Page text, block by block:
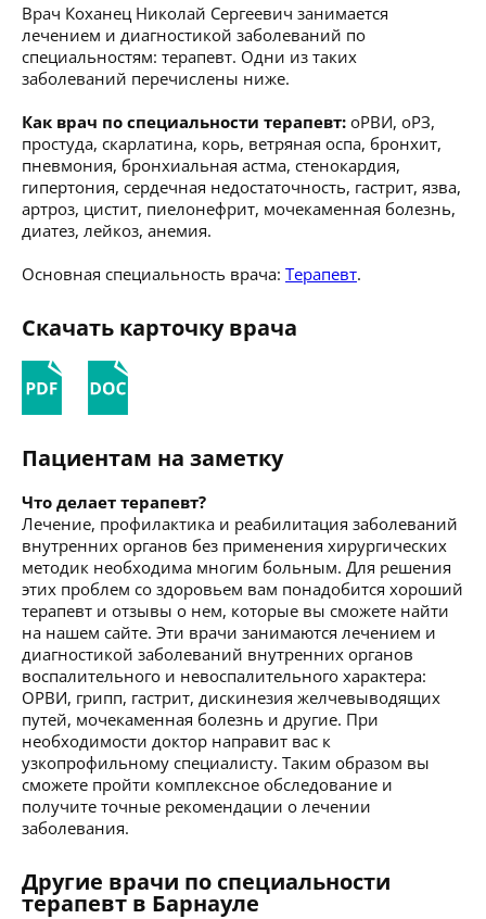
Врач Коханец Николай Сергеевич занимается
лечением и диагностикой заболеваний по
специальностям: терапевт. Одни из таких
заболеваний перечислены ниже.
Как врач по специальности терапевт: оРВИ, оРЗ,
простуда, скарлатина, корь, ветряная оспа, бронхит,
пневмония, бронхиальная астма, стенокардия,
гипертония, сердечная недостаточность, гастрит, язва,
артроз, цистит, пиелонефрит, мочекаменная болезнь,
диатез, лейкоз, анемия.
Основная специальность врача: Терапевт.
Скачать карточку врача
Пациентам на заметку
Что делает терапевт?
Лечение, профилактика и реабилитация заболеваний
внутренних органов без применения хирургических
методик необходима многим больным. Для решения
этих проблем со здоровьем вам понадобится хороший
терапевт и отзывы о нем, которые вы сможете найти
на нашем сайте. Эти врачи занимаются лечением и
диагностикой заболеваний внутренних органов
воспалительного и невоспалительного характера:
ОРВИ, грипп, гастрит, дискинезия желчевыводящих
путей, мочекаменная болезнь и другие. При
необходимости доктор направит вас к
узкопрофильному специалисту. Таким образом вы
сможете пройти комплексное обследование и
получите точные рекомендации о лечении
заболевания.
Другие врачи по специальности
терапевт в Барнауле